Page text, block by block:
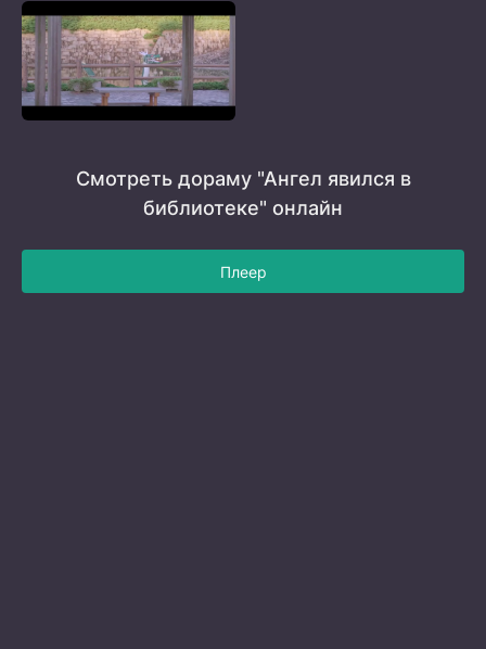
Смотреть дораму "Ангел явился в
библиотеке" онлайн
Плеер